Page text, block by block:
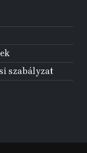
szabályzat